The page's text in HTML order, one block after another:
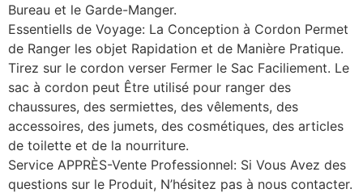
Bureau et le Garde-Manger.
Essentiells de Voyage: La Conception à Cordon Permet
de Ranger les objet Rapidation et de Manière Pratique.
Tirez sur le cordon verser Fermer le Sac Faciliement. Le
sac à cordon peut Être utilisé pour ranger des
chaussures, des sermiettes, des vêlements, des
accessoires, des jumets, des cosmétiques, des articles
de toilette et de la nourriture.
Service APPRÈS-Vente Professionnel: Si Vous Avez des
questions sur le Produit, N’hésitez pas à nous contacter.